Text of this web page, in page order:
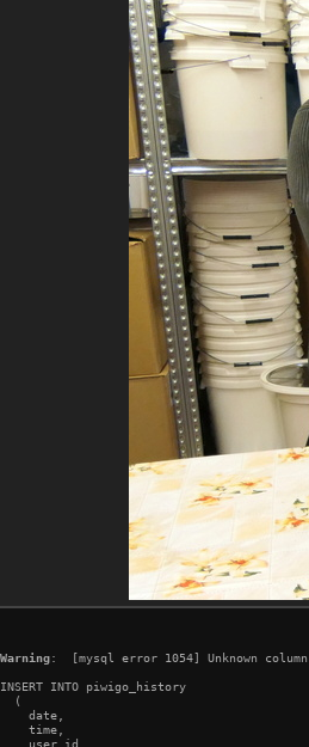
Warning:  [mysql error 1054] Unknown
INSERT INTO piwigo_history
  (
    date,
    time,
    user_id,